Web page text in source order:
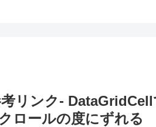
リンク-
ロールの度にずれる